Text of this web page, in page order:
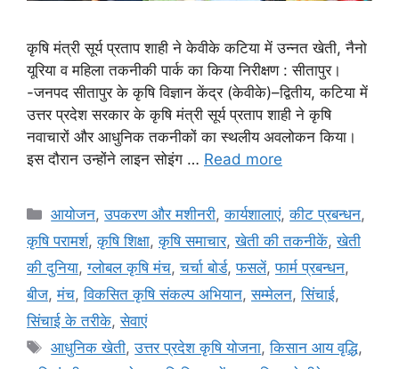
कृषि मंत्री सूर्य प्रताप शाही ने केवीके कटिया में उन्नत खेती, नैनो
यूरिया व महिला तकनीकी पार्क का किया निरीक्षण : सीतापुर।
-जनपद सीतापुर के कृषि विज्ञान केंद्र (केवीके)–द्वितीय, कटिया में
उत्तर प्रदेश सरकार के कृषि मंत्री सूर्य प्रताप शाही ने कृषि
नवाचारों और आधुनिक तकनीकों का स्थलीय अवलोकन किया।
इस दौरान उन्होंने लाइन सोइंग … Read more
आयोजन,उपकरण और मशीनरी,कार्यशालाएं,कीट प्रबन्धन,
कृषि परामर्श,कृषि शिक्षा,कृषि समाचार,खेती की तकनीकें,खेती
की दुनिया,ग्लोबल कृषि मंच,चर्चा बोर्ड,फसलें,फार्म प्रबन्धन,
बीज,मंच,विकसित कृषि संकल्प अभियान,सम्मेलन,सिंचाई,
सिंचाई के तरीके,सेवाएं
आधुनिक खेती,उत्तर प्रदेश कृषि योजना,किसान आय वृद्धि,